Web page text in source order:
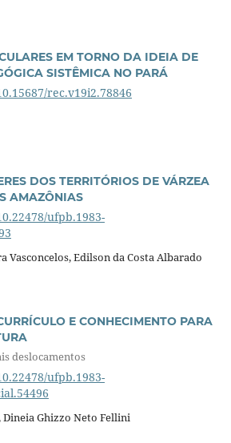
EM TORNO DA IDEIA DE
SISTÊMICA NO PARÁ
rec.v19i2.78846
DOS TERRITÓRIOS DE VÁRZEA
AMAZÔNIAS
ufpb.1983-
Vasconcelos, Edilson da Costa Albarado
E CONHECIMENTO PARA
deslocamentos
ufpb.1983-
Ghizzo Neto Fellini